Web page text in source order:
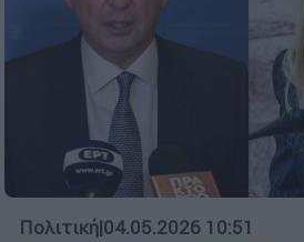
Πολιτική|04.05.2026 10:51